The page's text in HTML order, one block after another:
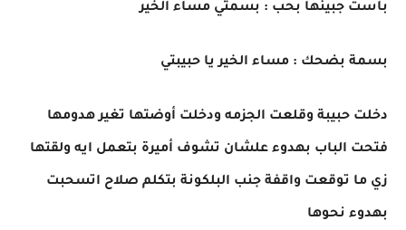
باست جبينها بحب : بسمتي مساء الخير
بسمة بضحك : مساء الخير يا حبيبتي
دخلت حبيبة وقلعت الجزمه ودخلت أوضتها تغير هدومها
فتحت الباب بهدوء علشان تشوف أميرة بتعمل ايه ولقتها
زي ما توقعت واقفة جنب البلكونة بتكلم صلاح اتسحبت
بهدوء نحوها